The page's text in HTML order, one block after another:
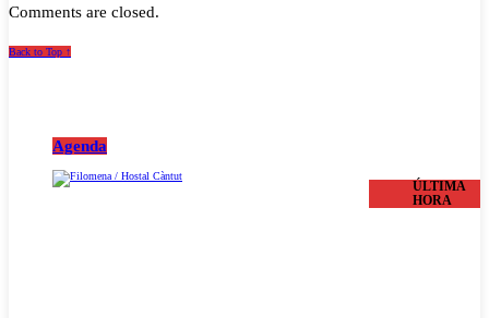
Comments are closed.
Back to Top ↑
Agenda
ÚLTIMA
HORA